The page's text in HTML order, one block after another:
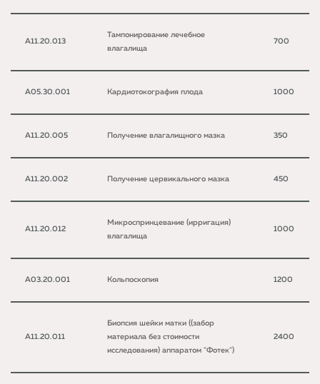
A11.20.013
Тампонирование лечебное
влагалища
700
A05.30.001 Кардиотокография плода 1000
A11.20.005 Получение влагалищного мазка 350
A11.20.002 Получение цервикального мазка 450
A11.20.012
Микроспринцевание (ирригация)
влагалища
1000
A03.20.001 Кольпоскопия 1200
A11.20.011
Биопсия шейки матки ((забор
материала без стоимости
исследования) аппаратом "Фотек")
2400